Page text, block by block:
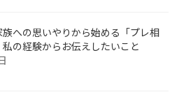
族への思いやりから始める「プレ相
の経験からお伝えしたいこと